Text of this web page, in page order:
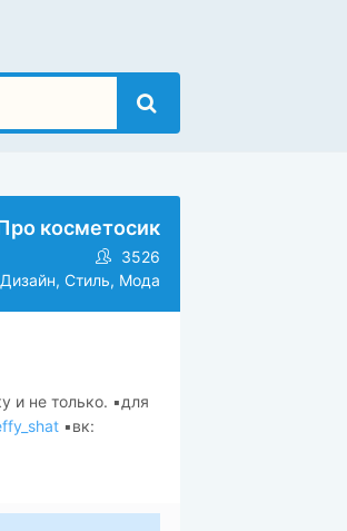
косметосик
3526
Дизайн, Стиль, Мода
и не только. ▪️для
▪️вк: